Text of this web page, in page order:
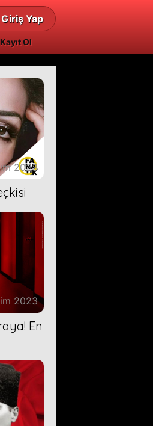
Yap
Kayıt Ol
2023
2023
En